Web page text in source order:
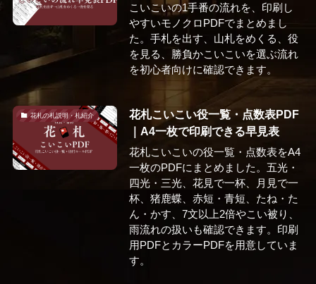
こいこいの1手番の流れを、印刷し
やすいモノクロPDFでまとめまし
た。手札を出す、山札をめくる、役
を見る、勝負かこいこいを選ぶ流れ
を初心者向けに確認できます。
花札の札説明・札紹介
花札こいこい役一覧・点数表PDF
｜A4一枚で印刷できる早見表
花札こいこいの役一覧・点数表をA4
一枚のPDFにまとめました。五光・
四光・三光、花見で一杯、月見で一
杯、猪鹿蝶、赤短・青短、たね・た
ん・かす、7文以上2倍やこい被り、
雨流れの扱いも確認できます。印刷
用PDFとカラーPDFを用意していま
す。